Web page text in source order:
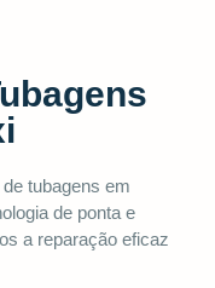
tubagens em
de ponta e
a reparação eficaz